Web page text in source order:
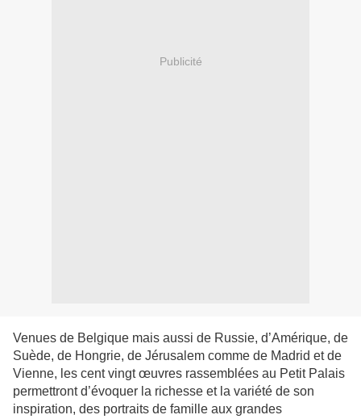
Publicité
Venues de Belgique mais aussi de Russie, d’Amérique, de
Suède, de Hongrie, de Jérusalem comme de Madrid et de
Vienne, les cent vingt œuvres rassemblées au Petit Palais
permettront d’évoquer la richesse et la variété de son
inspiration, des portraits de famille aux grandes